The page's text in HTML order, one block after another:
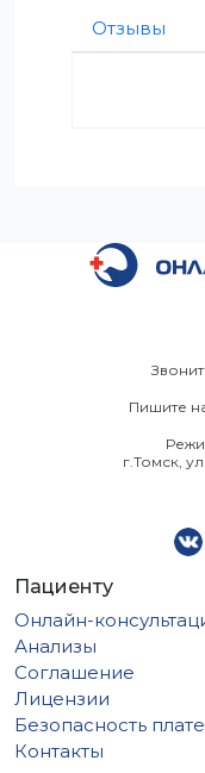
Отзывы
Пишите
г.Томск,
Пациенту
Онлайн-
Анализы
Соглашение
Лицензии
Безопасность
Контакты